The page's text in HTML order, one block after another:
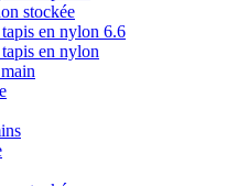
stockée
en nylon 6.6
en nylon